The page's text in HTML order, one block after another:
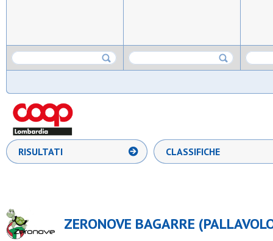
RISULTATI CLASSIFICHE
ZERONOVE BAGARRE